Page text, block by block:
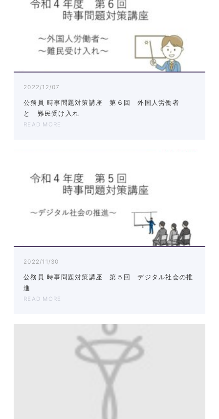
2022/12/07
公務員 時事問題対策講座 第６回 外国人労働者
と 難民受け入れ
READ MORE
2022/11/30
公務員 時事問題対策講座 第５回 デジタル社会の推
進
READ MORE